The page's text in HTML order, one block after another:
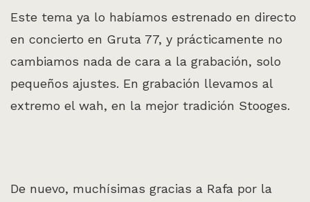
Este tema ya lo habíamos estrenado en directo
en concierto en Gruta 77, y prácticamente no
cambiamos nada de cara a la grabación, solo
pequeños ajustes. En grabación llevamos al
extremo el wah, en la mejor tradición Stooges.
De nuevo, muchísimas gracias a Rafa por la